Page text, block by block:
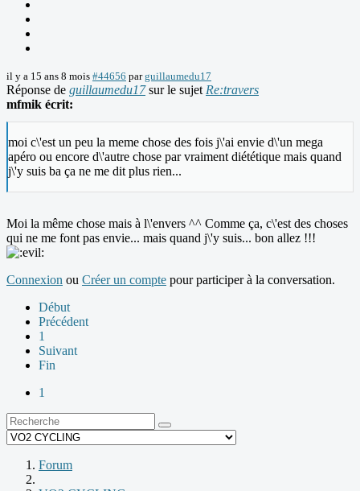
il y a 15 ans 8 mois #44656 parguillaumedu17
Réponse de guillaumedu17sur le sujet Re:travers
mfmik écrit:
moi c\'est un peu la meme chose des fois j\'ai envie d\'un mega
apéro ou encore d\'autre chose par vraiment diététique mais quand
j\'y suis ba ça ne me dit plus rien...
Moi la même chose mais à l\'envers ^^ Comme ça, c\'est des choses
qui ne me font pas envie... mais quand j\'y suis... bon allez !!!
Connexion ou Créer un compte pour participer à la conversation.
Début
Précédent
1
Suivant
Fin
1
Forum